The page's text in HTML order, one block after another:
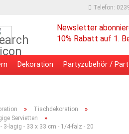
Telefon:
Newsletter
10% Rabatt auf 1.
Dekoration Partyzubehör /
» Tischdekoration »
Servietten »
3-lagig - 33 x 33 cm - 1/4-falz - 20